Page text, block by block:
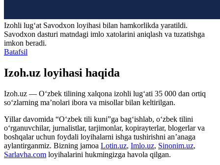
Izohli lugʻat Savodxon loyihasi bilan hamkorlikda yaratildi.
Savodxon dasturi matndagi imlo xatolarini aniqlash va tuzatishga
imkon beradi.
Batafsil
Izoh.uz loyihasi haqida
Izoh.uz — O‘zbek tilining xalqona izohli lug‘ati 35 000 dan ortiq
so‘zlarning ma’nolari ibora va misollar bilan keltirilgan.
Yillar davomida “O‘zbek tili kuni”ga bag‘ishlab, o‘zbek tilini
o‘rganuvchilar, jurnalistlar, tarjimonlar, kopirayterlar, blogerlar va
boshqalar uchun foydali loyihalarni ishga tushirishni an’anaga
aylantirganmiz. Bizning jamoa Lotin.uz, Imlo.uz, Sinonim.uz,
Sarlavha.com loyihalarini hukmingizga havola qilgan.